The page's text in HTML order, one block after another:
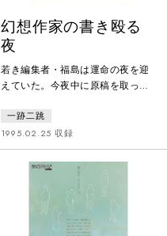
幻想作家の書き殴る
夜
若き編集者・福島は運命の夜を迎
えていた。今夜中に原稿を取って
いない。彼が原稿を取りに向かう
のは３人の作家。その名も、宮澤
賢治、太宰治、中原中也。果たし
て作家たちの新作は無事に書き上
がるのか。そもそも福島は、なぜ
作家たちに会っているのか。抜き
さしならない長い一夜の夜明けが
近づいてくる。
一跡二跳
1995.02.25 収録